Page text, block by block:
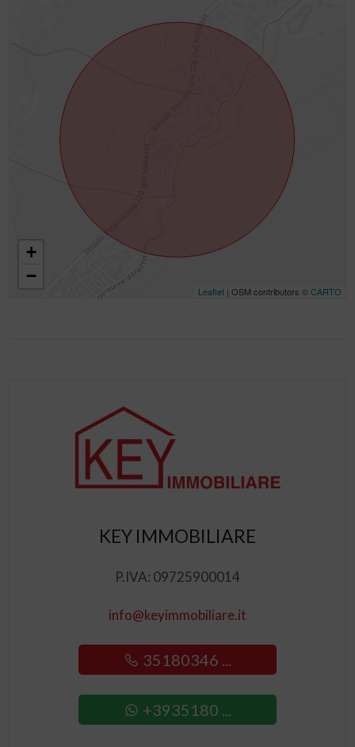
+
−
Leaflet| OSM contributors ©CARTO
KEY IMMOBILIARE
P.IVA: 09725900014
info@keyimmobiliare.it
35180346 ...
+3935180 ...